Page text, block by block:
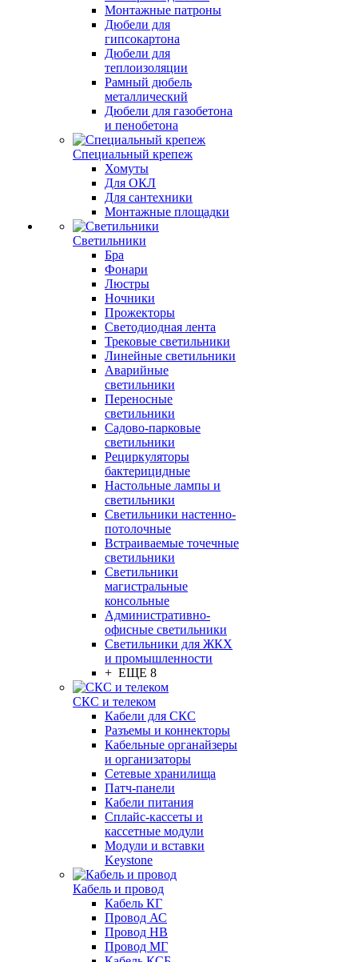
Монтажные патроны
Дюбели для
гипсокартона
Дюбели для
теплоизоляции
Рамный дюбель
металлический
Дюбели для газобетона
и пенобетона
Специальный крепеж
Хомуты
Для ОКЛ
Для сантехники
Монтажные площадки
Светильники
Бра
Фонари
Люстры
Ночники
Прожекторы
Светодиодная лента
Трековые светильники
Линейные светильники
Аварийные
светильники
Переносные
светильники
Садово-парковые
светильники
Рециркуляторы
бактерицидные
Настольные лампы и
светильники
Светильники настенно-
потолочные
Встраиваемые точечные
светильники
Светильники
магистральные
консольные
Административно-
офисные светильники
Светильники для ЖКХ
и промышленности
+ ЕЩЕ 8
СКС и телеком
Кабели для СКС
Разъемы и коннекторы
Кабельные органайзеры
и организаторы
Сетевые хранилища
Патч-панели
Кабели питания
Сплайс-кассеты и
кассетные модули
Модули и вставки
Keystone
Кабель и провод
Кабель КГ
Провод АС
Провод НВ
Провод МГ